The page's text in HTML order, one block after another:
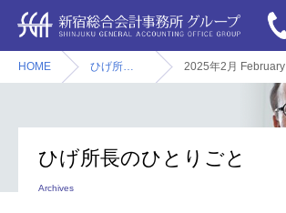
HOME ひげ所長のひとりごと 2025年2月 February
ひげ所長のひとりごと
Archives